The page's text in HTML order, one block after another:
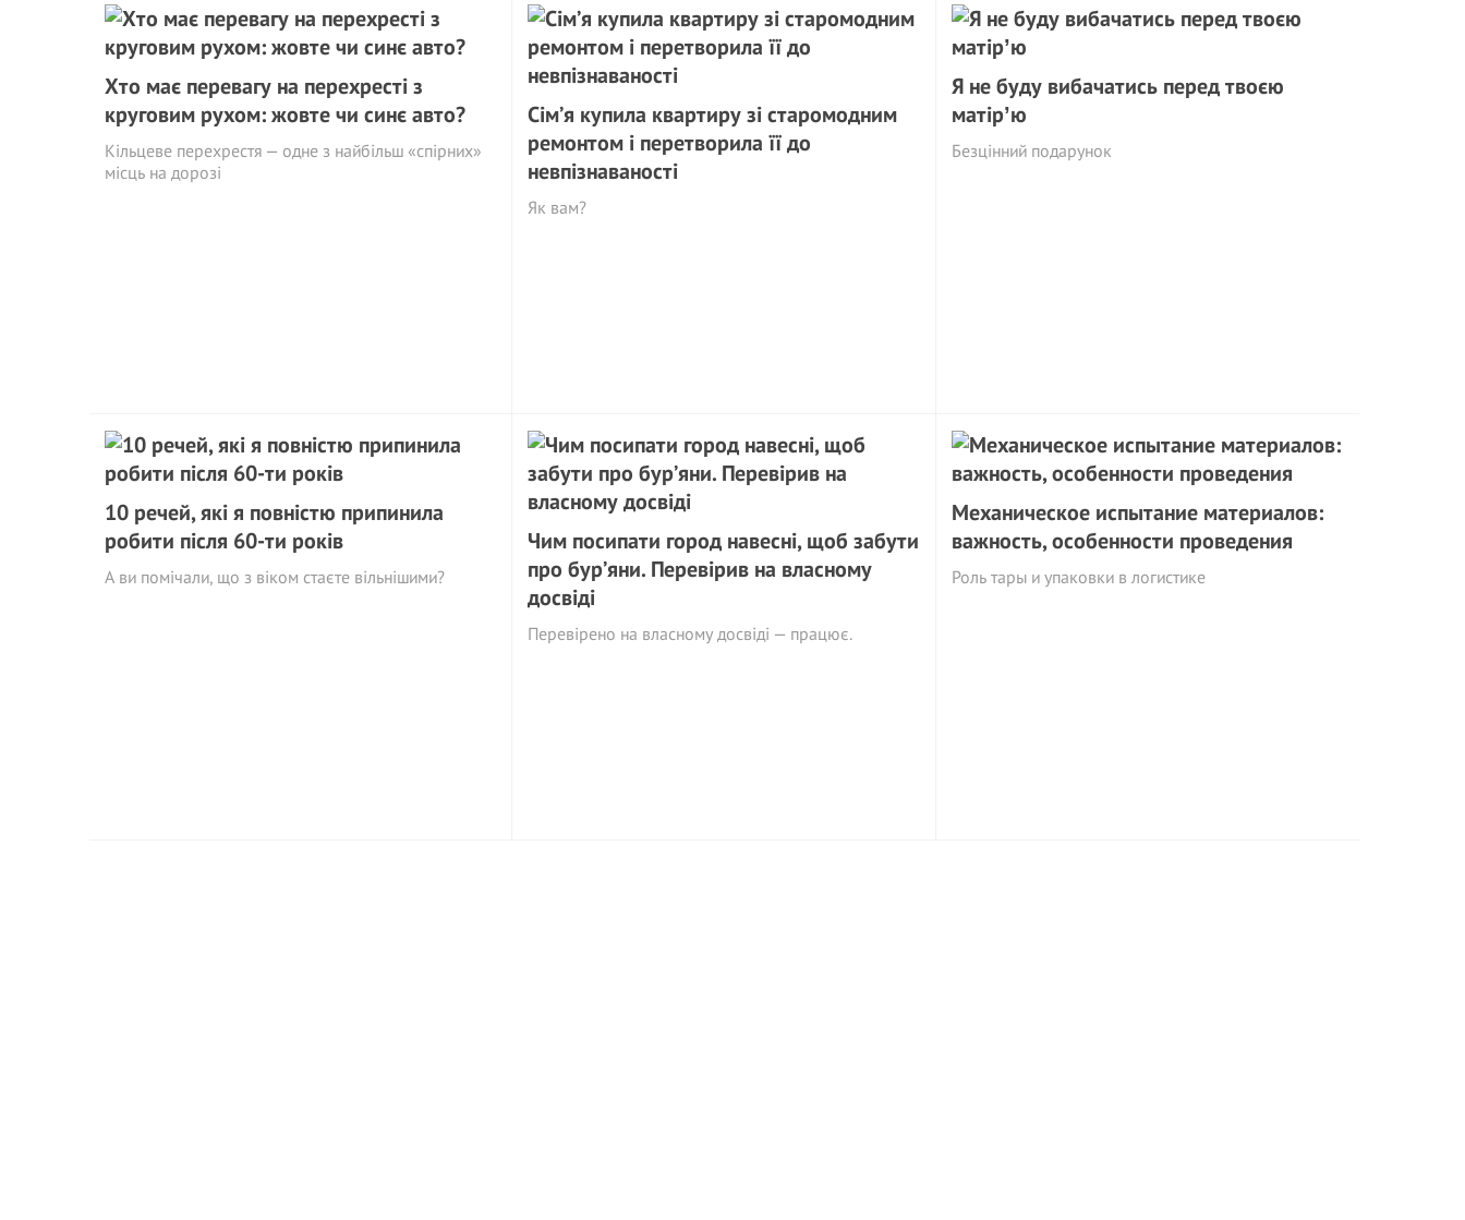
Хто має перевагу на перехресті з
круговим рухом: жовте чи синє авто?
Кільцеве перехрестя — одне з найбільш «спірних»
місць на дорозі
Сім’я купила квартиру зі старомодним
ремонтом і перетворила її до
невпізнаваності
Як вам?
Я не буду вибачатись перед твоєю
матірʼю
Безцінний подарунок
10 речей, які я повністю припинила
робити після 60-ти років
А ви помічали, що з віком стаєте вільнішими?
Чим посипати город навесні, щоб забути
про бур’яни. Перевірив на власному
досвіді
Перевірено на власному досвіді — працює.
Механическое испытание материалов:
важность, особенности проведения
Роль тары и упаковки в логистике